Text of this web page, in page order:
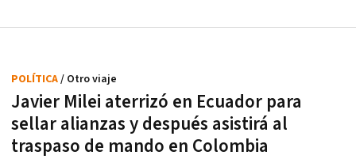
Javier Milei aterrizó en Ecuador para
sellar alianzas y después asistirá al
traspaso de mando en Colombia
POLÍTICA/ Otro viaje